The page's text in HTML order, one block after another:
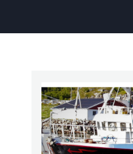
KONTAKT OSS